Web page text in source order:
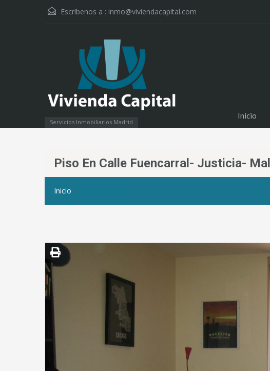
Escríbenos a : inmo@viviendacapital.com
Servicios Inmobiliarios Madrid
Inicio
Piso En Calle Fuencarral- Justicia-
Inicio